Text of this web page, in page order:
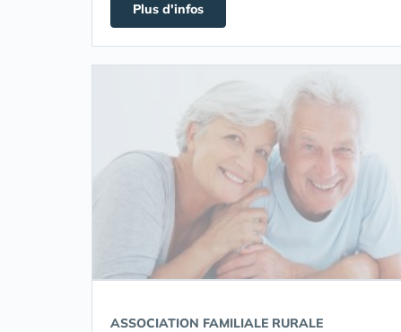
Plus d'infos
ASSOCIATION FAMILIALE RURALE